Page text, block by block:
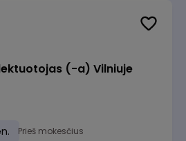
(-a) Vilniuje
Prieš mokesčius